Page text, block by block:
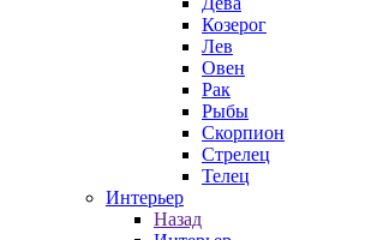
Козерог
Лев
Овен
Рак
Рыбы
Скорпион
Стрелец
Телец
Интерьер
Назад